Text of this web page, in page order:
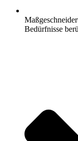
Bedürfnisse